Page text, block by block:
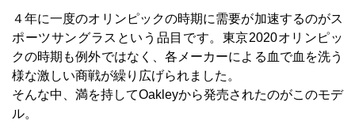
４年に一度のオリンピックの時期に需要が加速するのがス
ポーツサングラスという品目です。東京2020オリンピッ
クの時期も例外ではなく、各メーカーによる血で血を洗う
様な激しい商戦が繰り広げられました。
そんな中、満を持してOakleyから発売されたのがこのモデ
ル。